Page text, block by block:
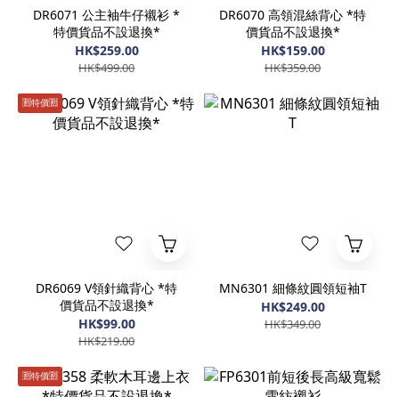
DR6071 公主袖牛仔襯衫 *
特價貨品不設退換*
HK$259.00
HK$499.00
DR6070 高領混絲背心 *特
價貨品不設退換*
HK$159.00
HK$359.00
🈹️特價🈹️
DR6069 V領針織背心 *特
價貨品不設退換*
HK$99.00
HK$219.00
MN6301 細條紋圓領短袖T
HK$249.00
HK$349.00
🈹️特價🈹️